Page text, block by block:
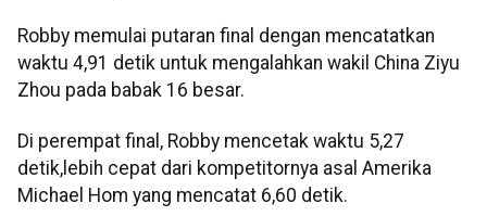
Robby memulai putaran final dengan mencatatkan
waktu 4,91 detik untuk mengalahkan wakil China Ziyu
Zhou pada babak 16 besar.
Di perempat final, Robby mencetak waktu 5,27
detik,lebih cepat dari kompetitornya asal Amerika
Michael Hom yang mencatat 6,60 detik.